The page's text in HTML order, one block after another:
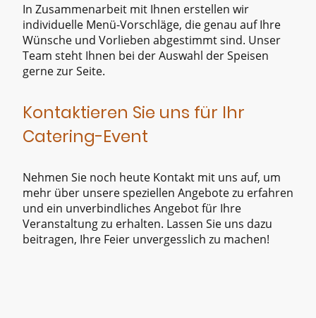
In Zusammenarbeit mit Ihnen erstellen wir
individuelle Menü-Vorschläge, die genau auf Ihre
Wünsche und Vorlieben abgestimmt sind. Unser
Team steht Ihnen bei der Auswahl der Speisen
gerne zur Seite.
Kontaktieren Sie uns für Ihr
Catering-Event
Nehmen Sie noch heute Kontakt mit uns auf, um
mehr über unsere speziellen Angebote zu erfahren
und ein unverbindliches Angebot für Ihre
Veranstaltung zu erhalten. Lassen Sie uns dazu
beitragen, Ihre Feier unvergesslich zu machen!